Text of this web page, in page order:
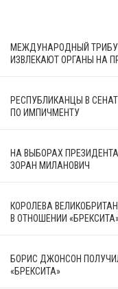
МЕЖДУНАРОДНЫЙ
ИЗВЛЕКАЮТ ОРГАНЫ НА
РЕСПУБЛИКАНЦЫ В
ПО ИМПИЧМЕНТУ
НА ВЫБОРАХ
ЗОРАН МИЛАНОВИЧ
КОРОЛЕВА
В ОТНОШЕНИИ
БОРИС ДЖОНСОН
«БРЕКСИТА»